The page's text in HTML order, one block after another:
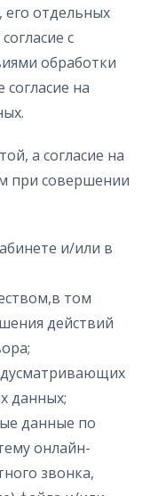
его отдельных
с
обработки
на
а согласие на
при совершении
и/или в
том
действий
данных;
данные по
онлайн-
звонка,